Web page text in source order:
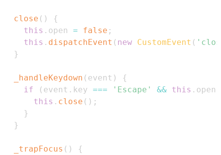
close ( )
{
this . open = false ;
this . dispatchEvent ( new CustomEvent (
}
_handleKeydown ( event )
{
if
( event . key === 'Escape' && this . open
this . close ( ) ;
}
}
_trapFocus ( )
{